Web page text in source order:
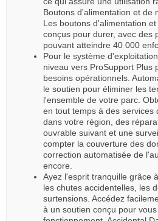
Boutons d'alimentation et de
Les boutons d'alimentation
conçus pour durer, avec des
pouvant atteindre 40 000
Pour le système
niveau vers ProSupport Plus
besoins opérationnels.
le soutien pour éliminer les
l'ensemble de votre parc.
en tout temps à des services
dans votre région, des
ouvrable suivant et une
compter la couverture des
correction automatisée de
encore.
Ayez l'esprit tranquille grâce
les chutes accidentelles, les
surtensions. Accédez
à un soutien conçu pour